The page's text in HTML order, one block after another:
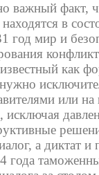
важный факт,
в
мир и
как
или
исключая
а диктат и
года